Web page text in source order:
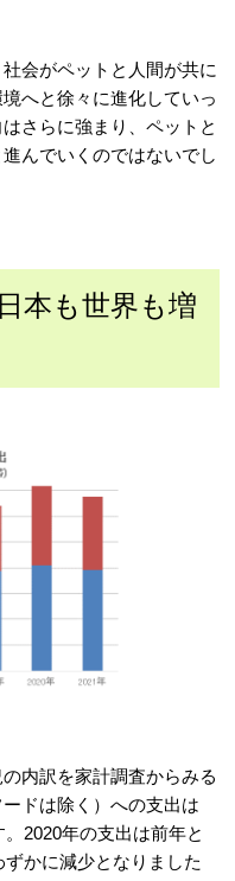
会がペットと人間が共に
へと徐々に進化していっ
さらに強まり、ペットと
んでいくのではないでし
本も世界も増
内訳を家計調査からみる
ドは除く）への支出は
2020年の支出は前年と
かに減少となりました